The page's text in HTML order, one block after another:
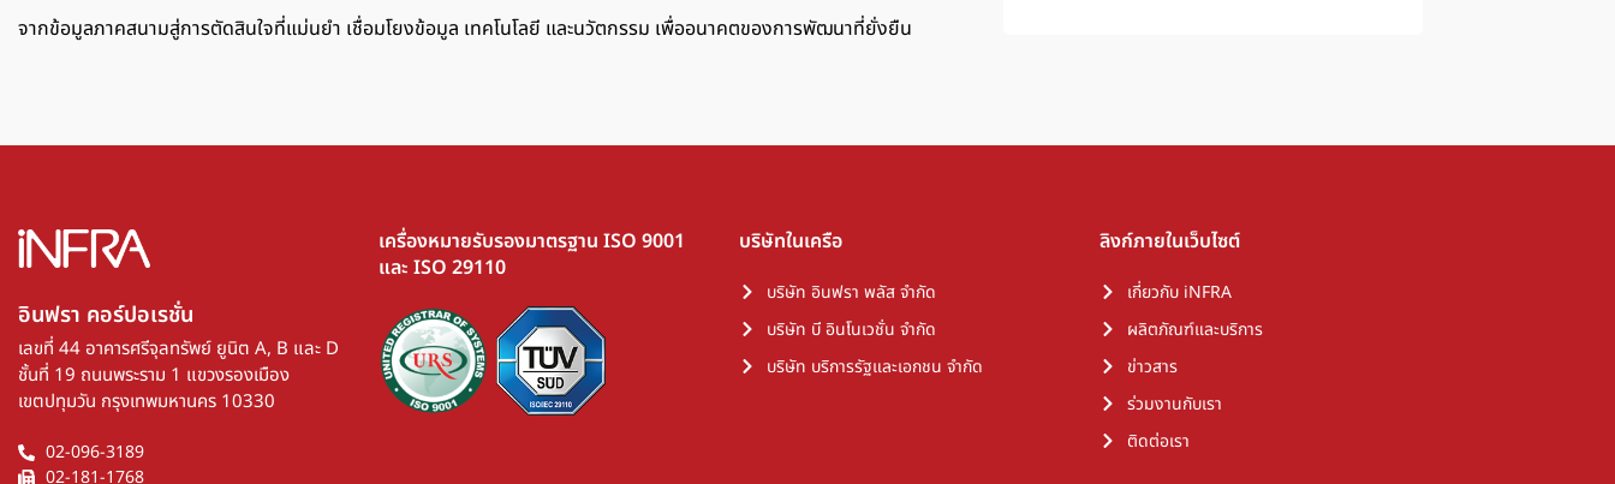
จากข้อมูลภาคสนามสู่การตัดสินใจที่แม่นยำ เชื่อมโยงข้อมูล เทคโนโลยี และนวัตกรรม เพื่ออนาคตของการพัฒนาที่ยั่งยืน
อินฟรา คอร์ปอเรชั่น​
เลขที่ 44 อาคารศรีจุลทรัพย์ ยูนิต A, B และ D
ชั้นที่ 19 ถนนพระราม 1 แขวงรองเมือง
เขตปทุมวัน กรุงเทพมหานคร 10330
02-096-3189
02-181-1768
เครื่องหมายรับรองมาตรฐาน ISO 9001
และ ISO 29110
บริษัทในเครือ
บริษัท อินฟรา พลัส จำกัด
บริษัท บี อินโนเวชั่น จำกัด
บริษัท บริการรัฐและเอกชน จำกัด
ลิงก์ภายในเว็บไซต์
เกี่ยวกับ iNFRA
ผลิตภัณฑ์และบริการ
ข่าวสาร
ร่วมงานกับเรา
ติดต่อเรา